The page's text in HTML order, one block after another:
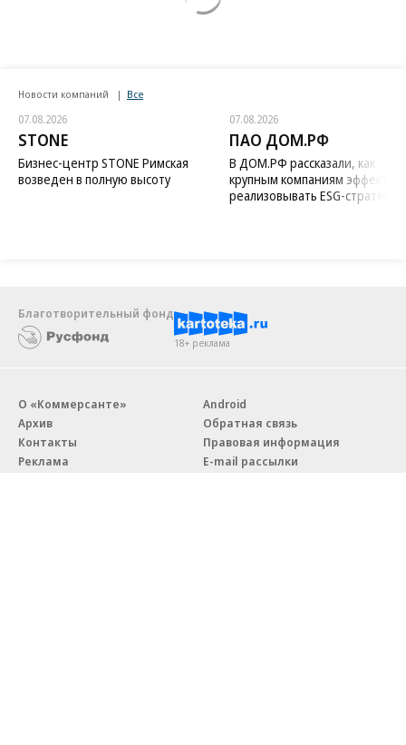
Новости компаний Все
07.08.2026
STONE
Бизнес-центр STONE Римская
возведен в полную высоту
07.08.2026
ПАО ДОМ.РФ
В ДОМ.РФ рассказали, как
крупным компаниям
реализовывать ESG-стратегию
Благотворительный фонд
18+ реклама
О «Коммерсанте»
Архив
Контакты
Реклама
Android
Обратная связь
Правовая информация
E-mail рассылки